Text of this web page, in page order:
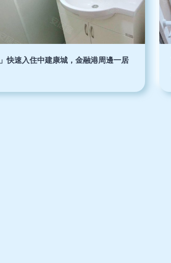
快速入住中建康城，金融港周邊一居